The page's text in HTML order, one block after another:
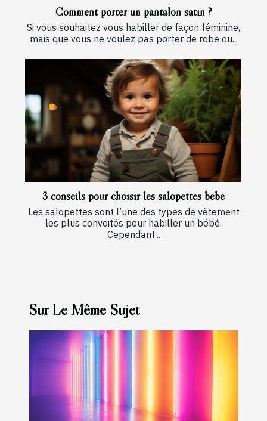
Comment porter un pantalon satin ?
Si vous souhaitez vous habiller de façon féminine,
mais que vous ne voulez pas porter de robe ou...
3 conseils pour choisir les salopettes bébé
Les salopettes sont l’une des types de vêtement
les plus convoités pour habiller un bébé.
Cependant...
Sur Le Même Sujet